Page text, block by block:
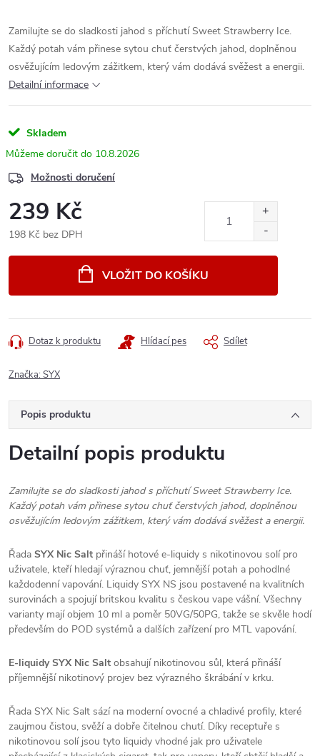
Zamilujte se do sladkosti jahod s příchutí Sweet Strawberry Ice.
Každý potah vám přinese sytou chuť čerstvých jahod, doplněnou
osvěžujícím ledovým zážitkem, který vám dodává svěžest a energii.
Detailní informace
Skladem
10.8.2026
Možnosti doručení
239 Kč
198 Kč bez DPH
VLOŽIT DO KOŠÍKU
Dotaz k produktu Hlídací pes Sdílet
Značka:SYX
Popis produktu
Detailní popis produktu
Zamilujte se do sladkosti jahod s příchutí Sweet Strawberry Ice.
Každý potah vám přinese sytou chuť čerstvých jahod, doplněnou
osvěžujícím ledovým zážitkem, který vám dodává svěžest a energii.
Řada SYX Nic Salt přináší hotové e-liquidy s nikotinovou solí pro
uživatele, kteří hledají výraznou chuť, jemnější potah a pohodlné
každodenní vapování. Liquidy SYX NS jsou postavené na kvalitních
surovinách a spojují britskou kvalitu s českou vape vášní. Všechny
varianty mají objem 10 ml a poměr 50VG/50PG, takže se skvěle hodí
především do POD systémů a dalších zařízení pro MTL vapování.
E-liquidy SYX Nic Salt obsahují nikotinovou sůl, která přináší
příjemnější nikotinový projev bez výrazného škrábání v krku.
Řada SYX Nic Salt sází na moderní ovocné a chladivé profily, které
zaujmou čistou, svěží a dobře čitelnou chutí. Díky receptuře s
nikotinovou solí jsou tyto liquidy vhodné jak pro uživatele